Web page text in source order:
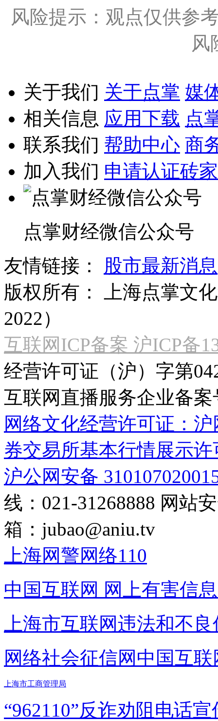
风险提示：观点仅供参
风
关于我们 关于点掌 媒
相关信息 应用下载 点
联系我们 帮助中心 商
加入我们 申请认证砖家
点掌财经微信公众号
友情链接：
股市最新消息
版权所有：
上海点掌文
2022）
互联网ICP备案 沪ICP备
经营许可证（沪）字第
互联网直播服务企业备案
网络文化经营许可证：
券交易所基本行情展示许
沪公网安备
线：021-31268888 网站
箱： jubao@aniu.tv
上海网警网络110
中国互联网 网上有害信
上海市互联网违法和不
网络社会征信网 中国互
上海市工商管理局
“962110”反诈劝阻电话宣